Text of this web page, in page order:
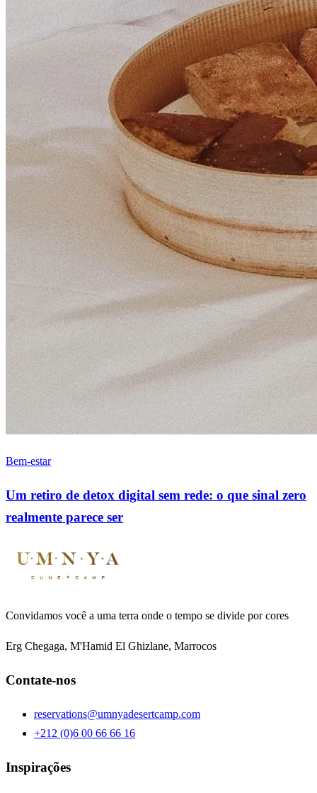
Bem-estar
Um retiro de detox digital sem rede: o que sinal zero
realmente parece ser
Convidamos você a uma terra onde o tempo se divide por cores
Erg Chegaga, M'Hamid El Ghizlane, Marrocos
Contate-nos
reservations@umnyadesertcamp.com
+212 (0)6 00 66 66 16
Inspirações